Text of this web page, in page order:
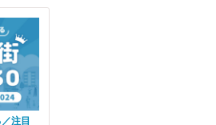
注目